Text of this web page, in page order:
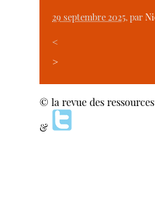
29 septembre 2025, par
<
>
© la revue des
&